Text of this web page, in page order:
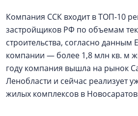
Компания ССК входит в ТОП-10
застройщиков РФ по объемам
строительства, согласно данным
компании — более 1,8 млн кв. м
году компания вышла на рынок
Ленобласти и сейчас реализует
жилых комплексов в